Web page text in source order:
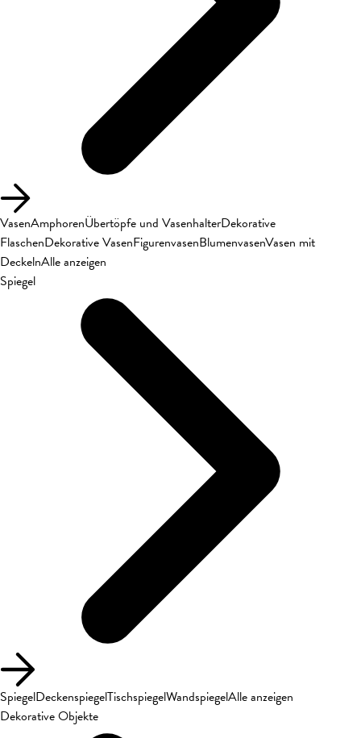
VasenAmphorenÜbertöpfe und VasenhalterDekorative
FlaschenDekorative VasenFigurenvasenBlumenvasenVasen mit
DeckelnAlle anzeigen
Spiegel
SpiegelDeckenspiegelTischspiegelWandspiegelAlle anzeigen
Dekorative Objekte